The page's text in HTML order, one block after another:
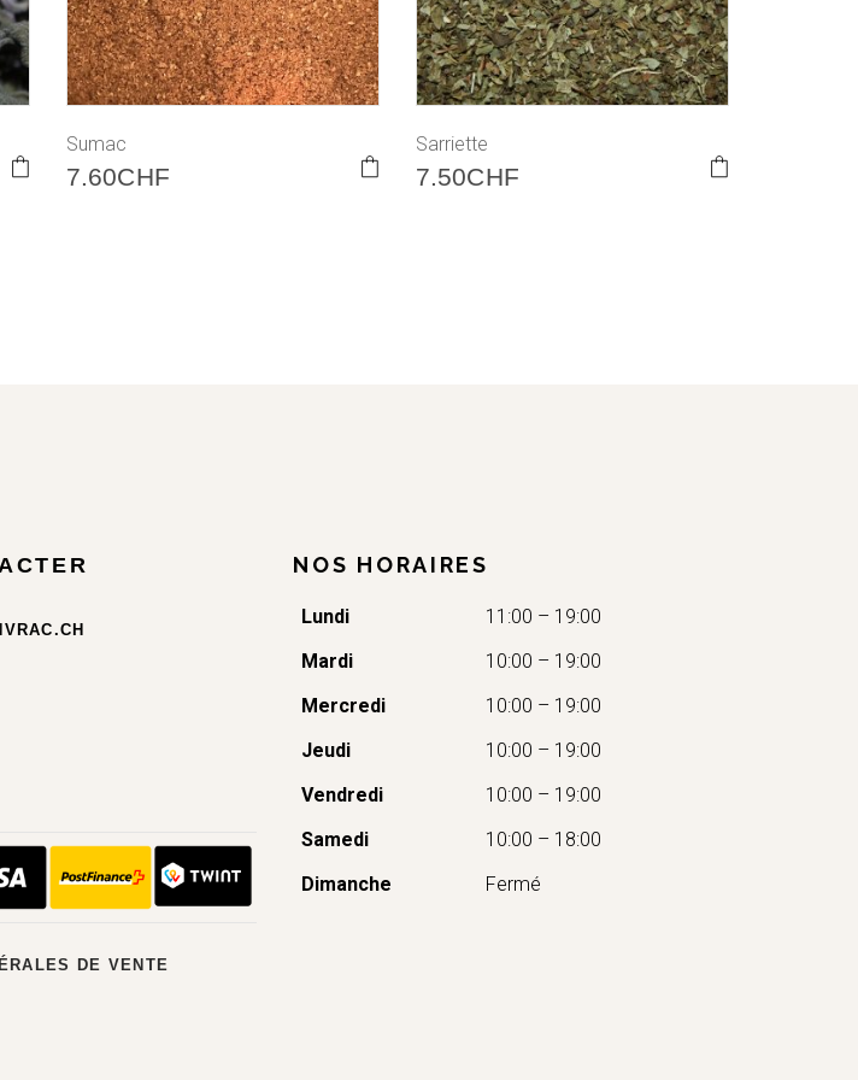
Sumac
7.60CHF
Sarriette
7.50CHF
DE VENTE
NOS HORAIRES
Lundi
11:00 – 19:00
Mardi
10:00 – 19:00
Mercredi
10:00 – 19:00
Jeudi
10:00 – 19:00
Vendredi
10:00 – 19:00
Samedi
10:00 – 18:00
Dimanche
Fermé